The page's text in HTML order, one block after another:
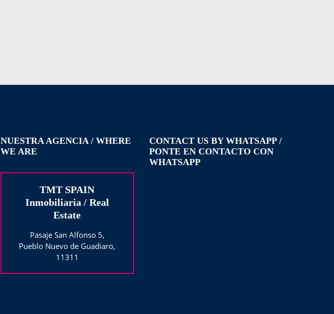
NUESTRA AGENCIA / WHERE
WE ARE
TMT SPAIN
Inmobiliaria / Real
Estate
Pasaje San Alfonso 5,
Pueblo Nuevo de Guadiaro,
11311
CONTACT US BY WHATSAPP /
PONTE EN CONTACTO CON
WHATSAPP